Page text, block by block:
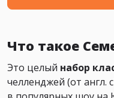
Что такое
Это целый набор
челленджей (от англ.